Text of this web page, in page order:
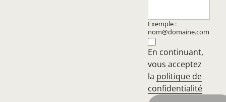
Exemple :
nom@domaine.com
En continuant,
vous acceptez
la politique de
confidentialité